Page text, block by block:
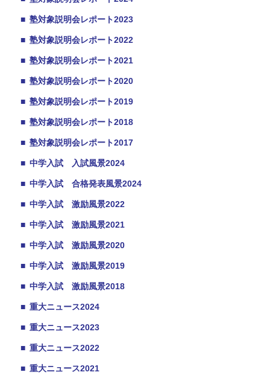
■ 塾対象説明会レポート2023
■ 塾対象説明会レポート2022
■ 塾対象説明会レポート2021
■ 塾対象説明会レポート2020
■ 塾対象説明会レポート2019
■ 塾対象説明会レポート2018
■ 塾対象説明会レポート2017
■ 中学入試 入試風景2024
■ 中学入試 合格発表風景2024
■ 中学入試 激励風景2022
■ 中学入試 激励風景2021
■ 中学入試 激励風景2020
■ 中学入試 激励風景2019
■ 中学入試 激励風景2018
■ 重大ニュース2024
■ 重大ニュース2023
■ 重大ニュース2022
■ 重大ニュース2021